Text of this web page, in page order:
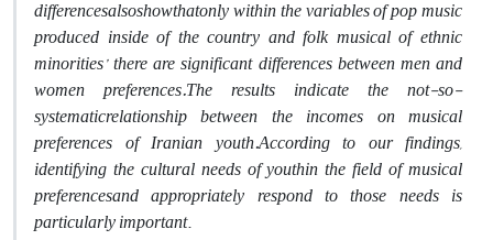
differencesalsoshowthatonly within the variables of pop music
produced inside of the country and folk musical of ethnic
minorities’ there are significant differences between men and
women preferences.The results indicate the not-so-
systematicrelationship between the incomes on musical
preferences of Iranian youth.According to our findings,
identifying the cultural needs of youthin the field of musical
preferencesand appropriately respond to those needs is
particularly important.